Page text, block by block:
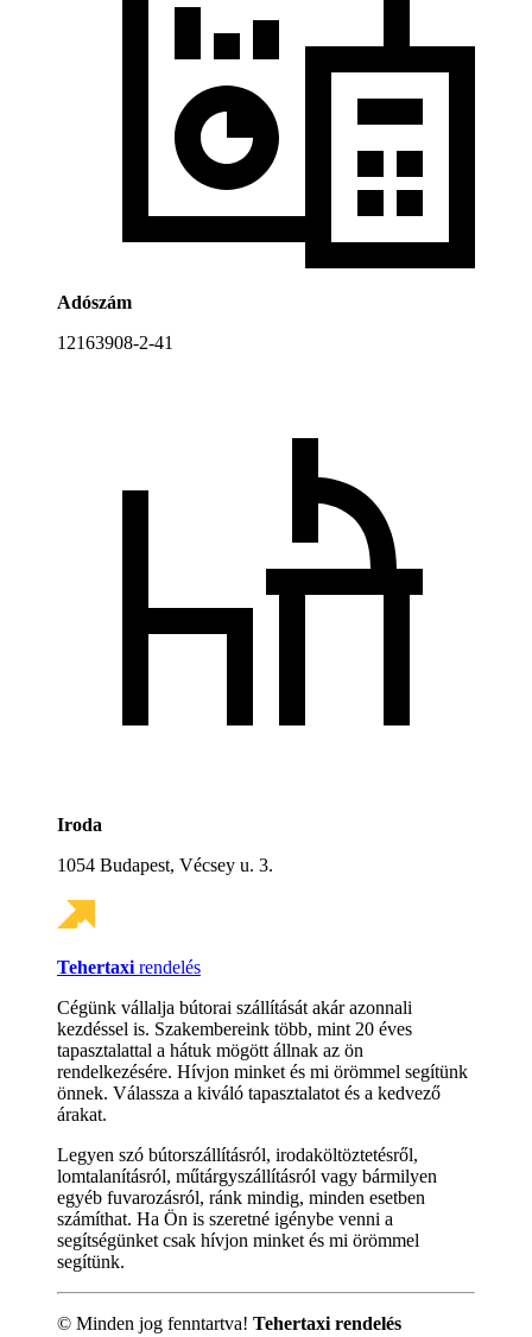
Adószám
12163908-2-41
Iroda
1054 Budapest, Vécsey u. 3.
Tehertaxi rendelés
Cégünk vállalja bútorai szállítását akár azonnali
kezdéssel is. Szakembereink több, mint 20 éves
tapasztalattal a hátuk mögött állnak az ön
rendelkezésére. Hívjon minket és mi örömmel segítünk
önnek. Válassza a kiváló tapasztalatot és a kedvező
árakat.
Legyen szó bútorszállításról, irodaköltöztetésről,
lomtalanításról, műtárgyszállításról vagy bármilyen
egyéb fuvarozásról, ránk mindig, minden esetben
számíthat. Ha Ön is szeretné igénybe venni a
segítségünket csak hívjon minket és mi örömmel
segítünk.
© Minden jog fenntartva! Tehertaxi rendelés